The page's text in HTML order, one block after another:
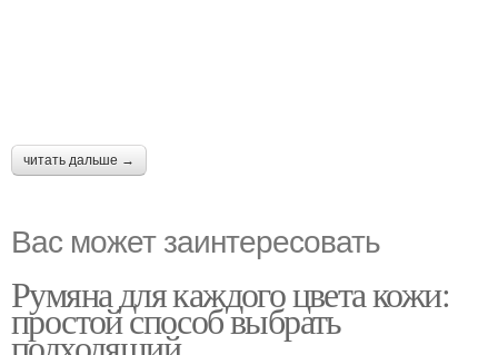
читать дальше →
Вас может заинтересовать
Румяна для каждого цвета кожи:
простой способ выбрать